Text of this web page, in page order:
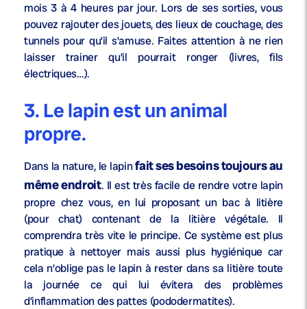
mois 3 à 4 heures par jour. Lors de ses sorties, vous
pouvez rajouter des jouets, des lieux de couchage, des
tunnels pour qu’il s’amuse. Faites attention à ne rien
laisser trainer qu’il pourrait ronger (livres, fils
électriques…).
3. Le lapin est un animal
propre.
Dans la nature, le lapinfait ses besoins toujours au
même endroit. Il est très facile de rendre votre lapin
propre chez vous, en lui proposant un bac à litière
(pour chat) contenant de la litière végétale. Il
comprendra très vite le principe. Ce système est plus
pratique à nettoyer mais aussi plus hygiénique car
cela n’oblige pas le lapin à rester dans sa litière toute
la journée ce qui lui évitera des problèmes
d’inflammation des pattes (pododermatites).